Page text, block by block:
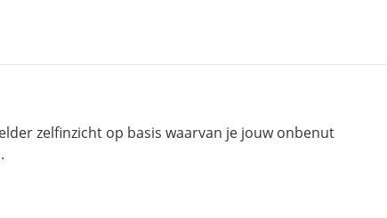
zelfinzicht op basis waarvan je jouw onbenut